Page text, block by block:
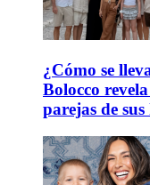
¿Cómo se
Bolocco
parejas de